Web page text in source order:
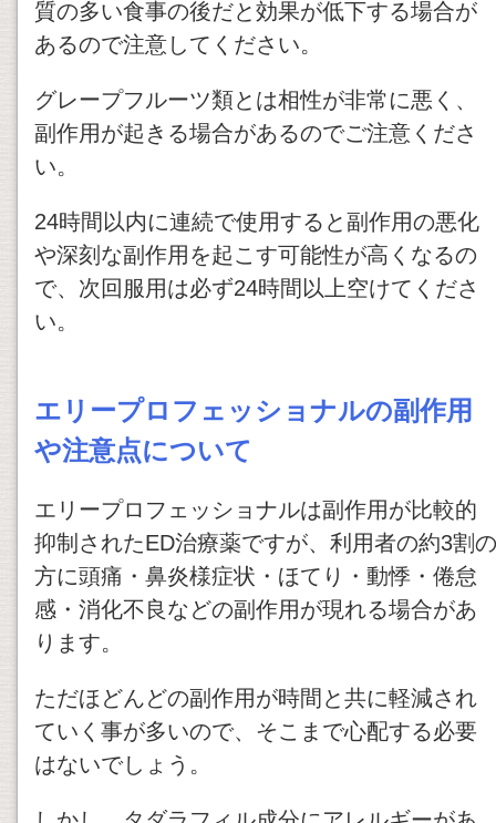
質の多い食事の後だと効果が低下する場合が
あるので注意してください。
グレープフルーツ類とは相性が非常に悪く、
副作用が起きる場合があるのでご注意くださ
い。
24時間以内に連続で使用すると副作用の悪化
や深刻な副作用を起こす可能性が高くなるの
で、次回服用は必ず24時間以上空けてくださ
い。
エリープロフェッショナルの副作用
や注意点について
エリープロフェッショナルは副作用が比較的
抑制されたED治療薬ですが、利用者の約3割の
方に頭痛・鼻炎様症状・ほてり・動悸・倦怠
感・消化不良などの副作用が現れる場合があ
ります。
ただほどんどの副作用が時間と共に軽減され
ていく事が多いので、そこまで心配する必要
はないでしょう。